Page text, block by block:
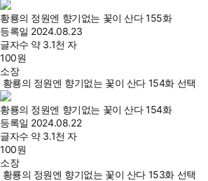
황룡의 정원엔 향기없는 꽃이 산다 155화
등록일 2024.08.23
글자수 약 3.1천 자
100원
소장
황룡의 정원엔 향기없는 꽃이 산다 154화 선택
황룡의 정원엔 향기없는 꽃이 산다 154화
등록일 2024.08.22
글자수 약 3.1천 자
100원
소장
황룡의 정원엔 향기없는 꽃이 산다 153화 선택